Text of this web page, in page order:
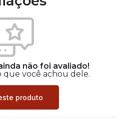
não foi avaliado!
que você achou dele.
produto